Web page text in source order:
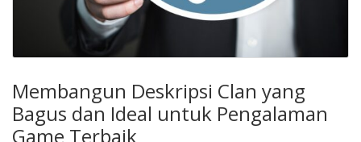
Membangun Deskripsi Clan yang
Bagus dan Ideal untuk Pengalaman
Game Terbaik